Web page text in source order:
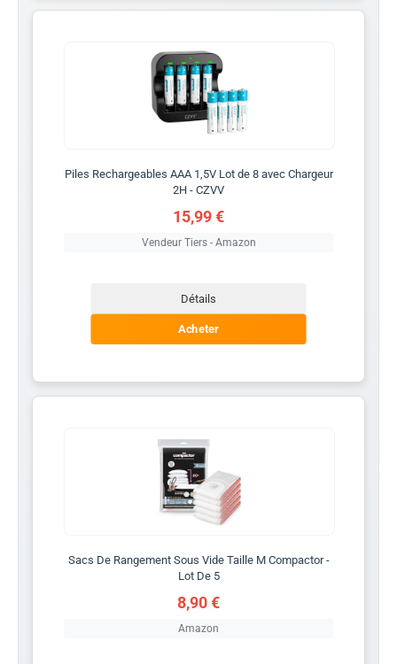
Piles Rechargeables AAA 1,5V Lot de 8 avec Chargeur
2H - CZVV
15,99 €
Vendeur Tiers - Amazon
Détails
Acheter
Sacs De Rangement Sous Vide Taille M Compactor -
Lot De 5
8,90 €
Amazon